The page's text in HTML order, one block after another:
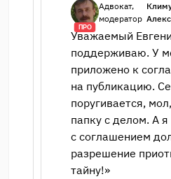
ПРО
Адвокат,
модератор
Уважаемый
поддерживаю. У
приложено к
на публикацию.
поругивается,
папку с делом. А
с соглашением
разрешение
тайну!»